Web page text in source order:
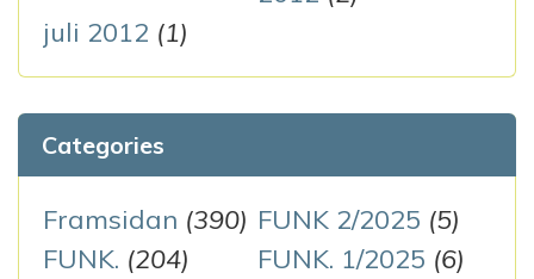
juli 2012 (1)
Categories
Framsidan (390) FUNK 2/2025 (5)
FUNK. (204)
FUNK. 1/2025 (6)